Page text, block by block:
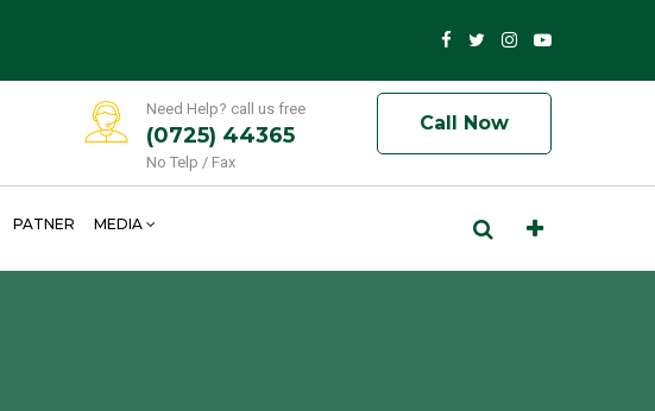
Need Help? call us free
(0725) 44365
No Telp / Fax
Call Now
PATNER MEDIA